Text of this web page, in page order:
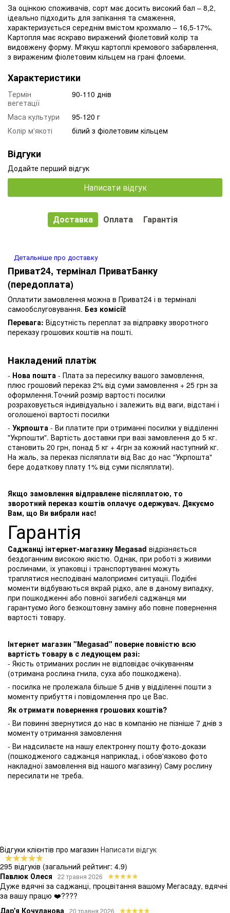
За оцінкою споживачів, сорт має досить високий бал – 8,2,
ідеально підходить для запікання та смаження,
характеризується середнім вмістом крохмалю – 16,5-17%.
Картопля має яскраво виражений фіолетовий колір та
видовжену форму. М'якуш картоплі кремового забарвлення,
з вираженим фіолетовим кільцем на грані флоеми.
Характеристики
Термін
вегетації
90-110 днів
Маса культури
95-120 г
Колір м'якоті
білий з фіолетовим кільцем
Відгуки
Додайте перший відгук
Написати відгук
Доставка Оплата Гарантія
Детальніше про доставку
Приват24, термінал ПриватБанку
(передоплата)
Оплатити замовлення можна в Приват24 і в терміналі
самообслуговування. Без комісії!
Перевага: Відсутність переплат за відправку зворотного
переказу грошових коштів на пошті.
Накладений платіж
- Нова пошта - Плата за пересилку вашого замовлення,
плюс грошовий переказ 2% від суми замовлення + 25 грн за
оформлення.Точний розмір вартості посилки
розраховується індивідуально і залежить від ваги, відстані і
оголошеної вартості посилки
- Укрпошта - Ви платите при отриманні посилки у відділенні
"Укрпошти". Вартість доставки при вазі замовлення до 5 кг.
становить 20 грн, понад 5 кг + 4грн за кожний наступний кг.
На жаль, за переказ післяплати від Вас до нас "Укрпошта"
бере додаткову плату 1% від суми післяплати).
Якщо замовлення відправлене післяплатою, то
зворотний переказ коштів оплачує одержувач. Дякуємо
Вам, що Ви вибрали нас!
Гарантія
Саджанці інтернет-магазину Megasad відрізняється
бездоганним високою якістю. Однак, при роботі з живими
рослинами, їх упаковці і транспортуванні можуть
траплятися несподівані малоприємні ситуації. Подібні
моменти відбуваються вкрай рідко, але в даному випадку,
при пошкодженні або повної загибелі саджанця ми
гарантуємо його безкоштовну заміну або повне повернення
вартості товару.
Інтернет магазин "Megasad" поверне повністю всю
вартість товару в с ледующем разі:
- Якість отриманих рослин не відповідає очікуванням
(отримана рослина гнила, суха або пошкоджена).
- посилка не пролежала більше 5 днів у відділенні пошти з
моменту прибуття і повідомлення про це Вас.
Як отримати повернення грошових коштів?
- Ви повинні звернутися до нас в компанію не пізніше 7 днів з
моменту отримання замовлення
- Ви надсилаєте на нашу електронну пошту фото-докази
(пошкодженого саджанця наприклад, і обов'язково фото
накладної замовлення від нашого магазину) Саму рослину
пересилати не треба.
Відгуки клієнтів про магазин Написати відгук
295 відгуків (загальний рейтинг: 4.9)
Павлюк Олеся
22 травня 2026
Дуже вдячні за саджанці, процвітання вашому Мегасаду, вдячні
за вашу працю ❤️????
Дар'я Кочуланова
20 травня 2026